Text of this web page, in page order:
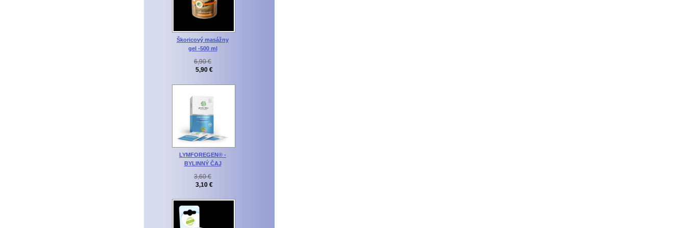
Škoricový masážny
gel -500 ml
6,90 €
5,90 €
LYMFOREGEN® -
BYLINNÝ ČAJ
3,60 €
3,10 €